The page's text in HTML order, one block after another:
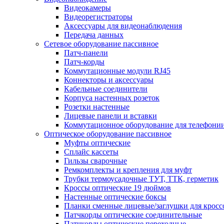
Видеокамеры
Видеорегистраторы
Аксессуары для видеонаблюдения
Передача данных
Сетевое оборудование пассивное
Патч-панели
Патч-корды
Коммутационные модули RJ45
Коннекторы и аксессуары
Кабельные соединители
Корпуса настенных розеток
Розетки настенные
Лицевые панели и вставки
Коммутационное оборудование для
Оптическое оборудование пассивное
Муфты оптические
Сплайс кассеты
Гильзы сварочные
Ремкомплекты и крепления для муфт
Трубки термоусадочные ТУТ, ТТК, герметик
Кроссы оптические 19 дюймов
Настенные оптические боксы
Планки сменные лицевые/заглушки для
Патчкорды оптические соединительные